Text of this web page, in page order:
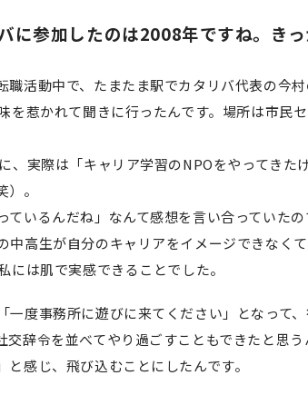
参加したのは2008年ですね。きっ
活動中で、たまたま駅でカタリバ代表の今村
を惹かれて聞きに行ったんです。場所は市民
、実際は「キャリア学習のNPOをやってきた
。
ているんだね」なんて感想を言い合っていた
中高生が自分のキャリアをイメージできなく
は肌で実感できることでした。
一度事務所に遊びに来てください」となって
交辞令を並べてやり過ごすこともできたと思
感じ、飛び込むことにしたんです。